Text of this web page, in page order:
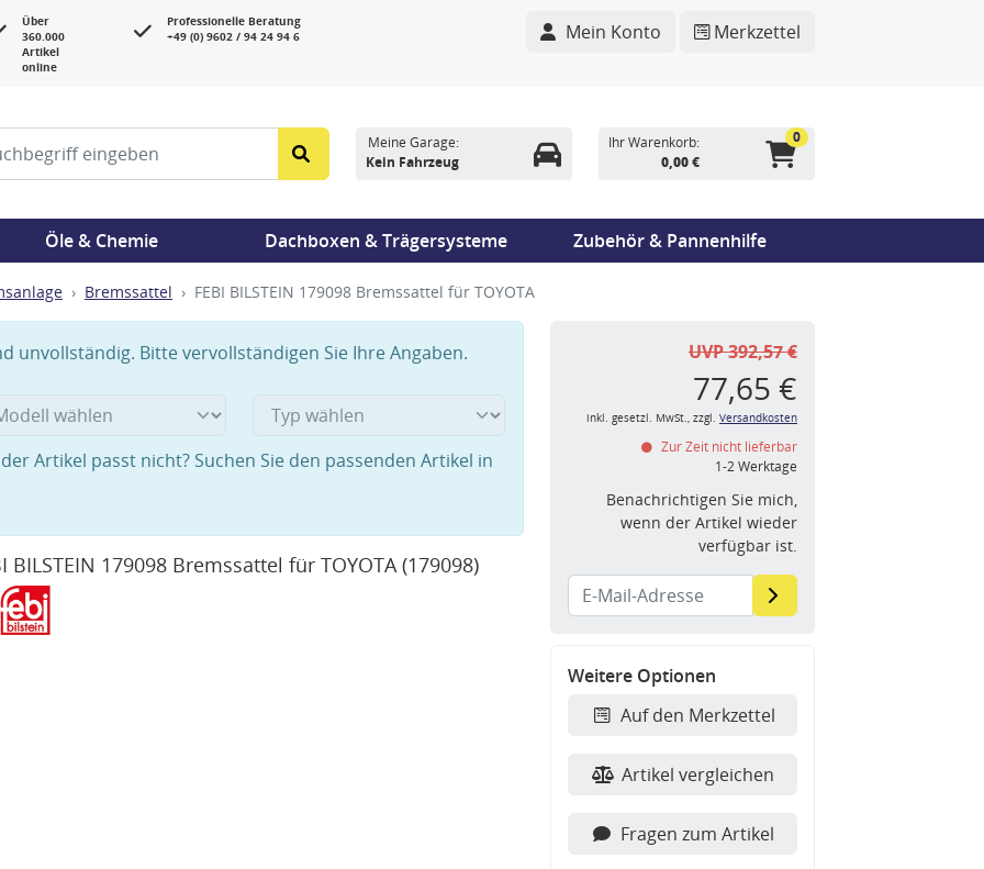
Über
360.000
Artikel
online
Professionelle Beratung
+49 (0) 9602 / 94 24 94 6
Mein Konto Merkzettel
Meine Garage:
Kein Fahrzeug
Ihr Warenkorb:
0,00 €
0
Öle & Chemie Dachboxen & Trägersysteme Zubehör & Pannenhilfe
Bremssattel FEBI BILSTEIN 179098 Bremssattel für TOYOTA
unvollständig. Bitte vervollständigen Sie Ihre Angaben.
Artikel passt nicht? Suchen Sie den passenden Artikel in
BILSTEIN 179098 Bremssattel für TOYOTA(179098)
UVP 392,57 €
77,65 €
inkl. gesetzl. MwSt., zzgl. Versandkosten
Zur Zeit nicht lieferbar
1-2 Werktage
Benachrichtigen Sie mich,
wenn der Artikel wieder
verfügbar ist.
Weitere Optionen
Auf den Merkzettel
Artikel vergleichen
Fragen zum Artikel